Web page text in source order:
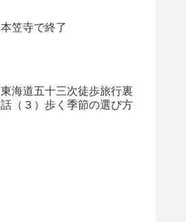
本笠寺で終了
東海道五十三次徒歩旅行裏
話（３）歩く季節の選び方